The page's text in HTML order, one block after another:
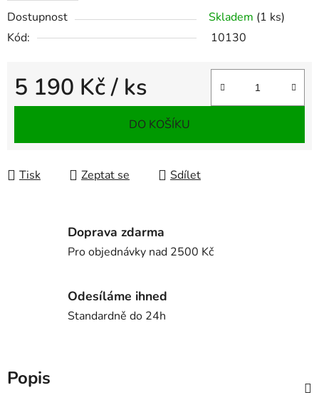
Dostupnost Skladem (1 ks)
Kód:
10130
5 190 Kč/ ks
Měrná cena:
DO KOŠÍKU
Tisk Zeptat se Sdílet
Doprava zdarma
Pro objednávky nad 2500 Kč
Odesíláme ihned
Standardně do 24h
Popis